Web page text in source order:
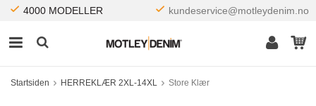
4000 MODELLER kundeservice@motleydenim.no
Startsiden HERREKLÆR 2XL-14XL Store Klær